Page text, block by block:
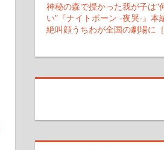
神秘の森で授かった我が子は“
い”『ナイトボーン -夜哭-』
絶叫顔うちわが全国の劇場に［